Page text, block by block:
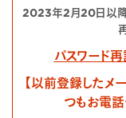
2023年2月20日以降
パスワード
【以前登録したメ
つもお電話